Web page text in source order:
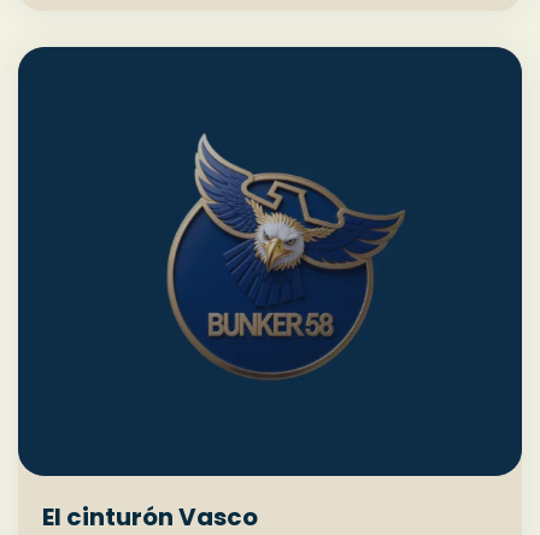
El cinturón Vasco